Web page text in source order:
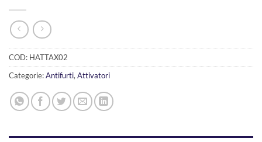
COD: HATTAX02
Categorie:Antifurti,Attivatori